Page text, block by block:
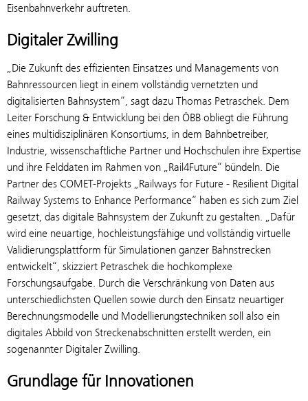
Eisenbahnverkehr auftreten.
Digitaler Zwilling
„Die Zukunft des effizienten Einsatzes und Managements von
Bahnressourcen liegt in einem vollständig vernetzten und
digitalisierten Bahnsystem“, sagt dazu Thomas Petraschek. Dem
Leiter Forschung & Entwicklung bei den ÖBB obliegt die Führung
eines multidisziplinären Konsortiums, in dem Bahnbetreiber,
Industrie, wissenschaftliche Partner und Hochschulen ihre Expertise
und ihre Felddaten im Rahmen von „Rail4Future“ bündeln. Die
Partner des COMET-Projekts „Railways for Future - Resilient Digital
Railway Systems to Enhance Performance“ haben es sich zum Ziel
gesetzt, das digitale Bahnsystem der Zukunft zu gestalten. „Dafür
wird eine neuartige, hochleistungsfähige und vollständig virtuelle
Validierungsplattform für Simulationen ganzer Bahnstrecken
entwickelt“, skizziert Petraschek die hochkomplexe
Forschungsaufgabe. Durch die Verschränkung von Daten aus
unterschiedlichsten Quellen sowie durch den Einsatz neuartiger
Berechnungsmodelle und Modellierungstechniken soll also ein
digitales Abbild von Strecken­abschnitten erstellt werden, ein
sogenannter Digitaler Zwilling.
Grundlage für Innovationen